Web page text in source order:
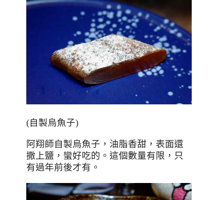
(自製烏魚子)
阿翔師自製烏魚子，油脂香甜，表面還
撒上鹽，蠻好吃的。這個數量有限，只
有過年前後才有。